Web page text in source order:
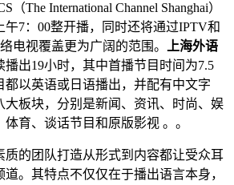
（The International Channel Shanghai）
午7：00整开播，同时还将通过IPTV和
电视覆盖更为广阔的范围。
上海外语
播出19小时，其中首播节目时间为7.5
都以英语或日语播出，并配有中文字
大板块，分别是新闻、资讯、时尚、娱
育、谈话节目和原版影视 。。
质的团队打造从形式到内容都让受众耳
道。其特点不仅仅在于播出语言本身，